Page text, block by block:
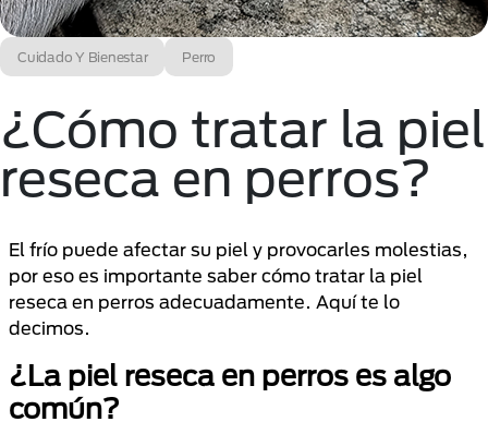
Cuidado Y Bienestar Perro
¿Cómo tratar la piel
reseca en perros?
El frío puede afectar su piel y provocarles molestias,
por eso es importante saber cómo tratar la piel
reseca en perros adecuadamente. Aquí te lo
decimos.
¿La piel reseca en perros es algo
común?